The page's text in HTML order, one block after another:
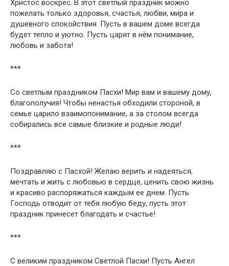
Христос воскрес. В этот светлый праздник можно
пожелать только здоровья, счастья, любви, мира и
душевного спокойствия. Пусть в вашем доме всегда
будет тепло и уютно. Пусть царят в нём понимание,
любовь и забота!
***
Со светлым праздником Пасхи! Мир вам и вашему дому,
благополучия! Чтобы ненастья обходили стороной, в
семье царило взаимопонимание, а за столом всегда
собирались все самые близкие и родные люди!
***
Поздравляю с Пасхой! Желаю верить и надеяться,
мечтать и жить с любовью в сердце, ценить свою жизнь
и красиво распоряжаться каждым ее днем. Пусть
Господь отводит от тебя любую беду, пусть этот
праздник принесет благодать и счастье!
***
С великим праздником Светлой Пасхи! Пусть Ангел